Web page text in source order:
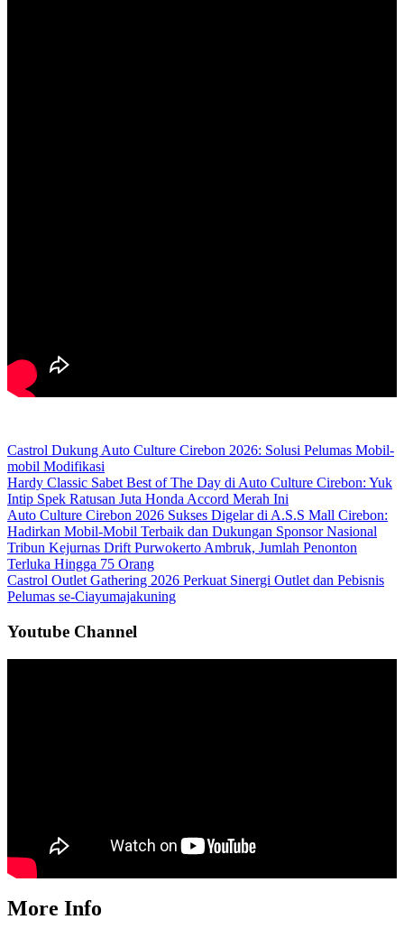
Castrol Dukung Auto Culture Cirebon 2026: Solusi Pelumas Mobil-
mobil Modifikasi
Hardy Classic Sabet Best of The Day di Auto Culture Cirebon: Yuk
Intip Spek Ratusan Juta Honda Accord Merah Ini
Auto Culture Cirebon 2026 Sukses Digelar di A.S.S Mall Cirebon:
Hadirkan Mobil-Mobil Terbaik dan Dukungan Sponsor Nasional
Tribun Kejurnas Drift Purwokerto Ambruk, Jumlah Penonton
Terluka Hingga 75 Orang
Castrol Outlet Gathering 2026 Perkuat Sinergi Outlet dan Pebisnis
Pelumas se-Ciayumajakuning
Youtube Channel
More Info